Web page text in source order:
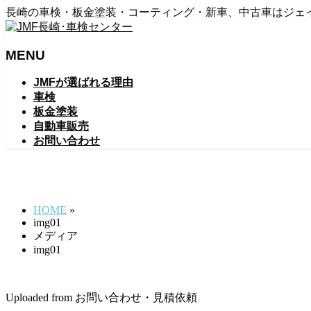
長崎の車検・板金塗装・コーティング・新車、中古車はジェ
MENU
JMFが選ばれる理由
車検
板金塗装
自動車販売
お問い合わせ
HOME »
img01
メディア
img01
Uploaded from お問い合わせ・見積依頼